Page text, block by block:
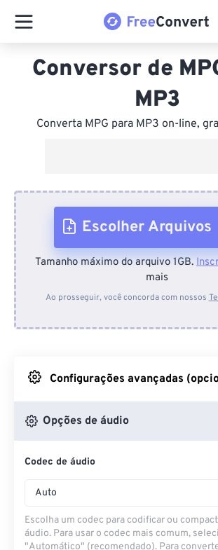
Conversor de
MP3
Converta MPG para MP3 on-line,
Escolher Arquivos
Do dispositivo
Do Google Drive
Do OneDrive
Tamanho máximo do arquivo 1GB.
mais
Ao prosseguir, você concorda com nossos
Configurações avançadas
Opções de áudio
Codec de áudio
Auto
Escolha um codec para codificar ou
áudio. Para usar o codec mais comum,
"Automático" (recomendado). Para